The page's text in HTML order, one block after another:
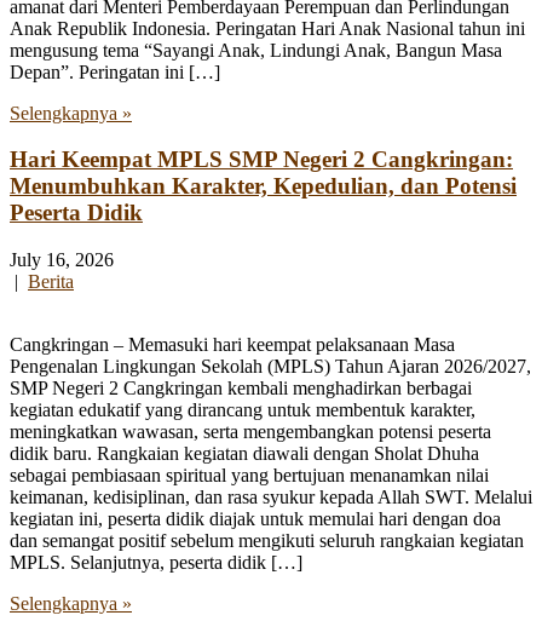
amanat dari Menteri Pemberdayaan Perempuan dan Perlindungan
Anak Republik Indonesia. Peringatan Hari Anak Nasional tahun ini
mengusung tema “Sayangi Anak, Lindungi Anak, Bangun Masa
Depan”. Peringatan ini […]
Selengkapnya »
Hari Keempat MPLS SMP Negeri 2 Cangkringan:
Menumbuhkan Karakter, Kepedulian, dan Potensi
Peserta Didik
July 16, 2026
| Berita
Cangkringan – Memasuki hari keempat pelaksanaan Masa
Pengenalan Lingkungan Sekolah (MPLS) Tahun Ajaran 2026/2027,
SMP Negeri 2 Cangkringan kembali menghadirkan berbagai
kegiatan edukatif yang dirancang untuk membentuk karakter,
meningkatkan wawasan, serta mengembangkan potensi peserta
didik baru. Rangkaian kegiatan diawali dengan Sholat Dhuha
sebagai pembiasaan spiritual yang bertujuan menanamkan nilai
keimanan, kedisiplinan, dan rasa syukur kepada Allah SWT. Melalui
kegiatan ini, peserta didik diajak untuk memulai hari dengan doa
dan semangat positif sebelum mengikuti seluruh rangkaian kegiatan
MPLS. Selanjutnya, peserta didik […]
Selengkapnya »